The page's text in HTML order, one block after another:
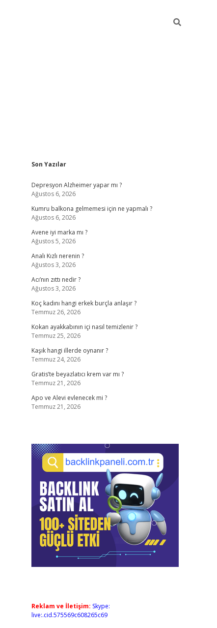
Sidebar
Son Yazılar
Depresyon Alzheimer yapar mı ?
Ağustos 6, 2026
Kumru balkona gelmemesi için ne yapmalı ?
Ağustos 6, 2026
Avene iyi marka mı ?
Ağustos 5, 2026
Analı Kızlı nerenin ?
Ağustos 3, 2026
Acı’nın zıttı nedir ?
Ağustos 3, 2026
Koç kadını hangi erkek burçla anlaşır ?
Temmuz 26, 2026
Kokan ayakkabının içi nasıl temizlenir ?
Temmuz 25, 2026
Kaşık hangi illerde oynanır ?
Temmuz 24, 2026
Gratis’te beyazlatıcı krem var mı ?
Temmuz 21, 2026
Apo ve Alevi evlenecek mi ?
Temmuz 21, 2026
Reklam ve İletişim: Skype:
live:.cid.575569c608265c69